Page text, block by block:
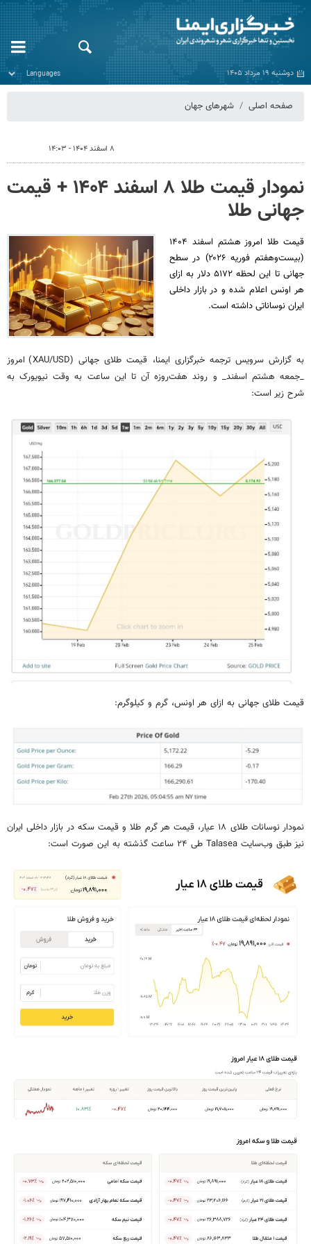
دوشنبه ۱۹ مرداد ۱۴۰۵
صفحه اصلی شهرهای جهان
۸ اسفند ۱۴۰۴ - ۱۴:۰۳
نمودار قیمت طلا ۸ اسفند ۱۴۰۴ + قیمت
جهانی طلا
قیمت طلا امروز هشتم اسفند ۱۴۰۴
(‌بیست‌وهفتم فوریه ۲۰۲۶) در سطح
جهانی تا این لحظه ۵۱۷۲ دلار به ازای
هر اونس اعلام شده و در بازار داخلی
ایران نوساناتی داشته است.
به گزارش سرویس ترجمه خبرگزاری ایمنا، قیمت طلای جهانی (XAU/USD) امروز
_جمعه هشتم اسفند_ و روند هفت‌روزه آن تا این ساعت به وقت نیویورک به
شرح زیر است:
قیمت طلای جهانی به ازای هر اونس، گرم و کیلوگرم:
نمودار نوسانات طلای ۱۸ عیار، قیمت هر گرم طلا و قیمت سکه در بازار داخلی ایران
نیز طبق وب‌سایت Talasea طی ۲۴ ساعت گذشته به این صورت است: